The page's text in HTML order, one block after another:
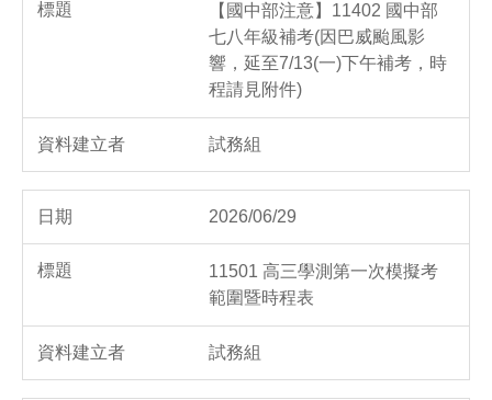
【國中部注意】11402 國中部
七八年級補考(因巴威颱風影
響，延至7/13(一)下午補考，時
程請見附件)
試務組
2026/06/29
11501 高三學測第一次模擬考
範圍暨時程表
試務組